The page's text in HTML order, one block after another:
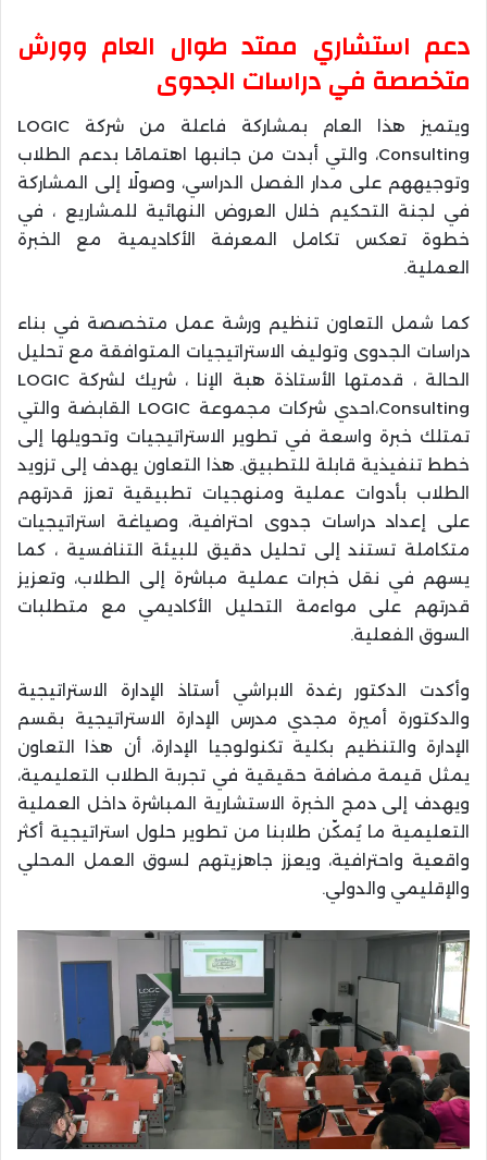
دعم استشاري ممتد طوال العام وورش
متخصصة في دراسات الجدوى
ويتميز هذا العام بمشاركة فاعلة من شركة LOGIC
Consulting، والتي أبدت من جانبها اهتمامًا بدعم الطلاب
وتوجيههم على مدار الفصل الدراسي، وصولًا إلى المشاركة
في لجنة التحكيم خلال العروض النهائية للمشاريع ، في
خطوة تعكس تكامل المعرفة الأكاديمية مع الخبرة
العملية.
كما شمل التعاون تنظيم ورشة عمل متخصصة في بناء
دراسات الجدوى وتوليف الاستراتيجيات المتوافقة مع تحليل
الحالة ، قدمتها الأستاذة هبة الإنا ، شريك لشركة LOGIC
Consulting،احدي شركات مجموعة LOGIC القابضة والتي
تمتلك خبرة واسعة في تطوير الاستراتيجيات وتحويلها إلى
خطط تنفيذية قابلة للتطبيق. هذا التعاون يهدف إلى تزويد
الطلاب بأدوات عملية ومنهجيات تطبيقية تعزز قدرتهم
على إعداد دراسات جدوى احترافية، وصياغة استراتيجيات
متكاملة تستند إلى تحليل دقيق للبيئة التنافسية ، كما
يسهم في نقل خبرات عملية مباشرة إلى الطلاب، وتعزيز
قدرتهم على مواءمة التحليل الأكاديمي مع متطلبات
السوق الفعلية.
وأكدت الدكتور رغدة الابراشي أستاذ الإدارة الاستراتيجية
والدكتورة أميرة مجدي مدرس الإدارة الاستراتيجية بقسم
الإدارة والتنظيم بكلية تكنولوجيا الإدارة، أن هذا التعاون
يمثل قيمة مضافة حقيقية في تجربة الطلاب التعليمية،
ويهدف إلى دمج الخبرة الاستشارية المباشرة داخل العملية
التعليمية ما يُمكّن طلابنا من تطوير حلول استراتيجية أكثر
واقعية واحترافية، ويعزز جاهزيتهم لسوق العمل المحلي
والإقليمي والدولي.